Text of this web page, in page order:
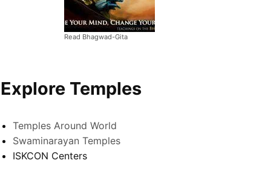
Read Bhagwad-Gita
Explore Temples
Temples Around World
Swaminarayan Temples
ISKCON Centers